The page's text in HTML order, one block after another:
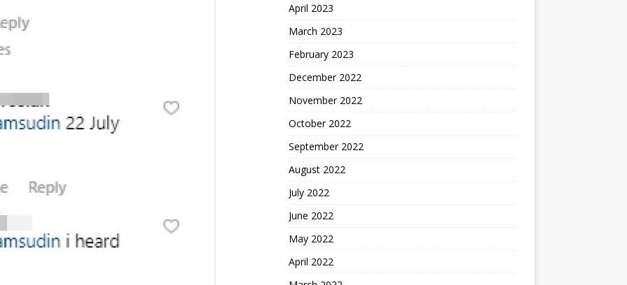
April 2023
March 2023
February 2023
December 2022
November 2022
October 2022
September 2022
August 2022
July 2022
June 2022
May 2022
April 2022